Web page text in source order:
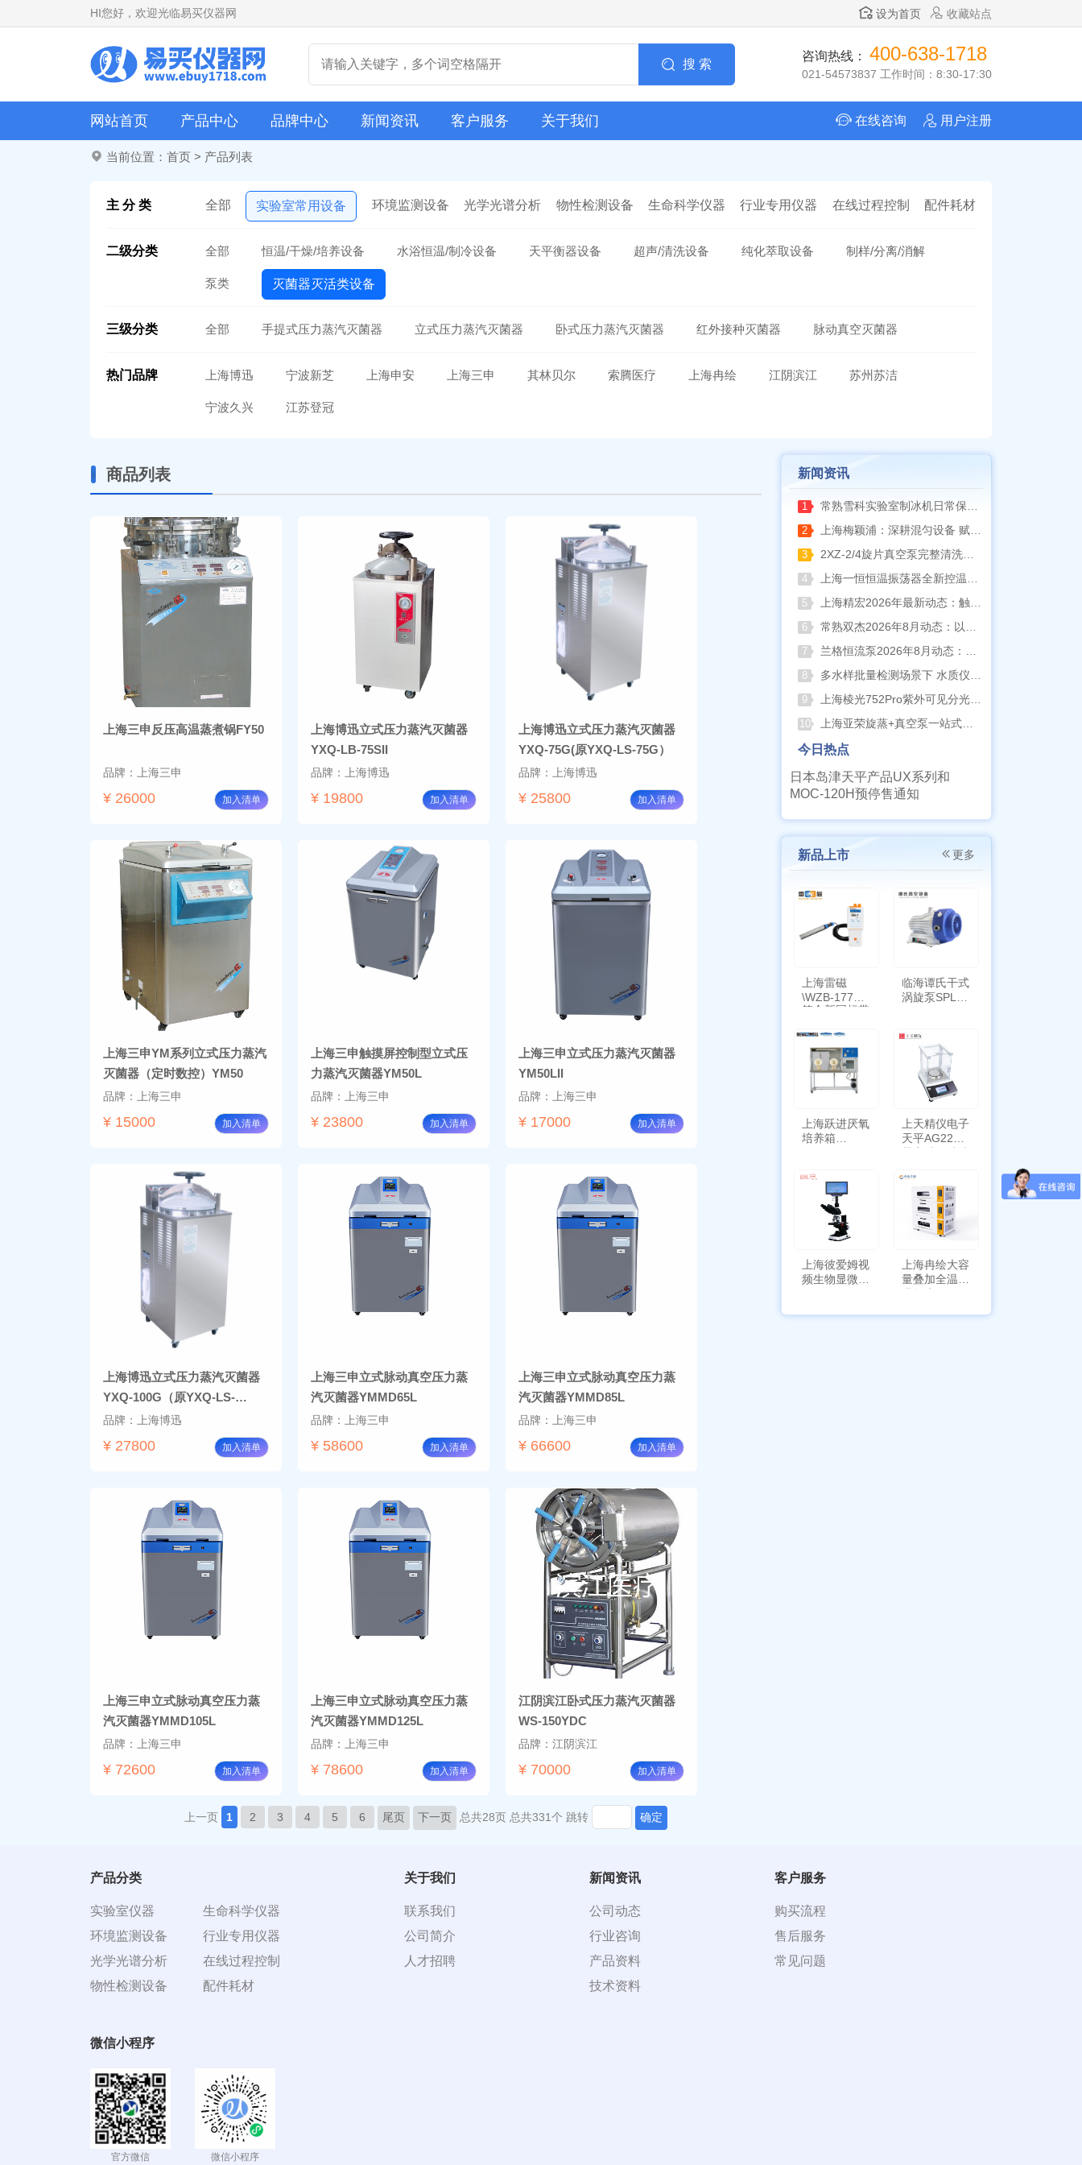
HI您好，欢迎光临易买仪器网 设为首页 收藏站点
搜 索
咨询热线： 400-638-1718
021-54573837 工作时间：8:30-17:30
网站首页 产品中心 品牌中心 新闻资讯 客户服务 关于我们 在线咨询 用户注册
当前位置： 首页 > 产品列表
主 分 类 全部 实验室常用设备 环境监测设备 光学光谱分析 物性检测设备 生命科学仪器 行业专用仪器 在线过程控制 配件耗材
二级分类 全部 恒温/干燥/培养设备 水浴恒温/制冷设备 天平衡器设备 超声/清洗设备 纯化萃取设备 制样/分离/消解
泵类 灭菌器灭活类设备
三级分类 全部 手提式压力蒸汽灭菌器 立式压力蒸汽灭菌器 卧式压力蒸汽灭菌器 红外接种灭菌器 脉动真空灭菌器
热门品牌 上海博迅 宁波新芝 上海申安 上海三申 其林贝尔 索腾医疗 上海冉绘 江阴滨江 苏州苏洁
宁波久兴 江苏登冠
商品列表
上海三申反压高温蒸煮锅FY50
品牌：上海三申
¥ 26000 加入清单
上海博迅立式压力蒸汽灭菌器
YXQ-LB-75SII
品牌：上海博迅
¥ 19800 加入清单
上海博迅立式压力蒸汽灭菌器
YXQ-75G(原YXQ-LS-75G）
品牌：上海博迅
¥ 25800 加入清单
上海三申YM系列立式压力蒸汽
灭菌器（定时数控）YM50
品牌：上海三申
¥ 15000 加入清单
上海三申触摸屏控制型立式压
力蒸汽灭菌器YM50L
品牌：上海三申
¥ 23800 加入清单
上海三申立式压力蒸汽灭菌器
YM50LII
品牌：上海三申
¥ 17000 加入清单
上海博迅立式压力蒸汽灭菌器
YXQ-100G（原YXQ-LS-
100G）
品牌：上海博迅
¥ 27800 加入清单
上海三申立式脉动真空压力蒸
汽灭菌器YMMD65L
品牌：上海三申
¥ 58600 加入清单
上海三申立式脉动真空压力蒸
汽灭菌器YMMD85L
品牌：上海三申
¥ 66600 加入清单
上海三申立式脉动真空压力蒸
汽灭菌器YMMD105L
品牌：上海三申
¥ 72600 加入清单
上海三申立式脉动真空压力蒸
汽灭菌器YMMD125L
品牌：上海三申
¥ 78600 加入清单
江阴滨江卧式压力蒸汽灭菌器
WS-150YDC
品牌：江阴滨江
¥ 70000 加入清单
上一页 1 2 3 4 5 6 尾页 下一页 总共28页 总共331个 跳转 确定
新闻资讯
1 常熟雪科实验室制冰机日常保养要点
2 上海梅颖浦：深耕混匀设备 赋能科研实验稳定开展
3 2XZ-2/4旋片真空泵完整清洗拆装流程（临海永昊真空泵实操指南）
4 上海一恒恒温振荡器全新控温升级技术介绍
5 上海精宏2026年最新动态：触控升级与低温干燥新方案落地
6 常熟双杰2026年8月动态：以产品迭代与资质沉淀夯实实验室设备合规根基
7 兰格恒流泵2026年8月动态：以专利落地与合规升级筑牢精密流体传输根基
8 多水样批量检测场景下 水质仪器提升作业效率的实践思路
9 上海棱光752Pro紫外可见分光光度计核心优势与适用场景解析
10 上海亚荣旋蒸+真空泵一站式实验室配套方案
今日热点
日本岛津天平产品UX系列和
MOC-120H预停售通知
新品上市 更多
上海雷磁
\WZB-177Y
符合新国标带
临海谭氏干式
涡旋泵SPL-
上海跃进厌氧
培养箱
上天精仪电子
天平AG2255
上海彼爱姆视
频生物显微镜
上海冉绘大容
量叠加全温恒
产品分类
实验室仪器
环境监测设备
光学光谱分析
物性检测设备
生命科学仪器
行业专用仪器
在线过程控制
配件耗材
关于我们
联系我们
公司简介
人才招聘
新闻资讯
公司动态
行业咨询
产品资料
技术资料
客户服务
购买流程
售后服务
常见问题
微信小程序
官方微信 微信小程序